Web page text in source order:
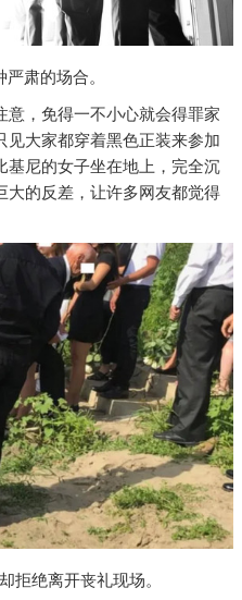
肃的场合。
意，免得一不小心就会得罪家
见大家都穿着黑色正装来参加
基尼的女子坐在地上，完全沉
大的反差，让许多网友都觉得
拒绝离开丧礼现场。